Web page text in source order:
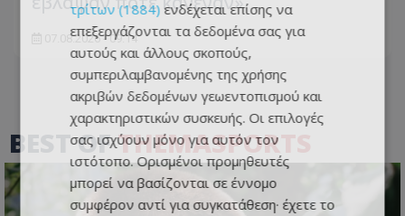
07.08.2026 - 09:14
BEST OFTHEMASPORTS
τρίτων (1884) ενδέχεται επίσης να
επεξεργάζονται τα δεδομένα σας για
αυτούς και άλλους σκοπούς,
συμπεριλαμβανομένης της χρήσης
ακριβών δεδομένων γεωεντοπισμού και
χαρακτηριστικών συσκευής. Οι επιλογές
σας ισχύουν μόνο για αυτόν τον
ιστότοπο. Ορισμένοι προμηθευτές
μπορεί να βασίζονται σε έννομο
συμφέρον αντί για συγκατάθεση· έχετε το